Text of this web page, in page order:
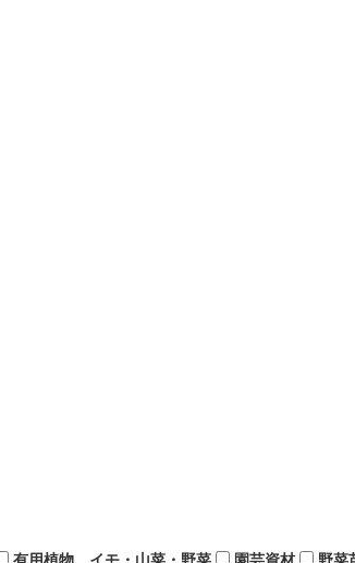
有用植物 イモ・山菜・野菜 園芸資材 野菜